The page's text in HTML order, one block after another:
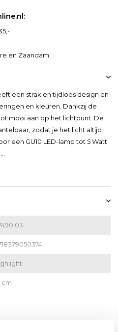
en Zaandam
een strak en tijdloos design en
en kleuren. Dankzij de
mooi aan op het lichtpunt. De
zodat je het licht altijd
een GU10 LED-lamp tot 5 Watt
cm